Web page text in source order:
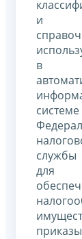
и
в
системе
службы
для